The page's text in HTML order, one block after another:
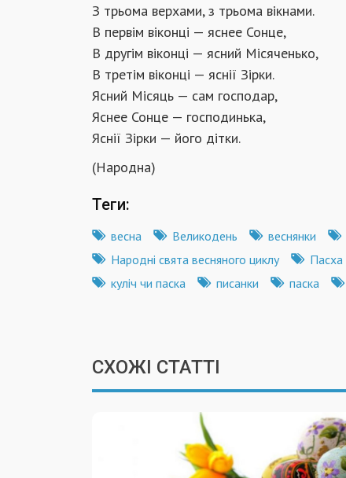
З трьома верхами, з трьома вікнами.
В первім віконці — яснее Сонце,
В другім віконці — ясний Місяченько,
В третім віконці — яснії Зірки.
Ясний Місяць — сам господар,
Яснее Сонце — господинька,
Яснії Зірки — його дітки.
(Народна)
Теги:
весна Великодень веснянки
Народні свята весняного циклу
Пасха
куліч чи паска
писанки паска
СХОЖІ СТАТТІ